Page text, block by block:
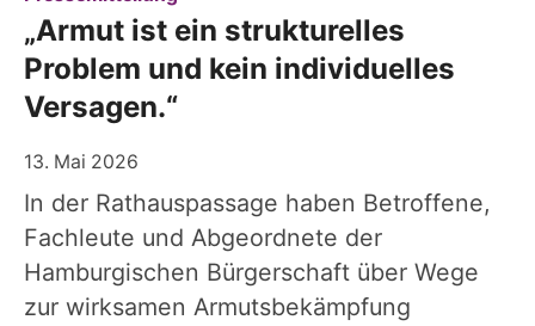
„Armut ist ein strukturelles
Problem und kein individuelles
Versagen.“
13. Mai 2026
In der Rathauspassage haben Betroffene,
Fachleute und Abgeordnete der
Hamburgischen Bürgerschaft über Wege
zur wirksamen Armutsbekämpfung